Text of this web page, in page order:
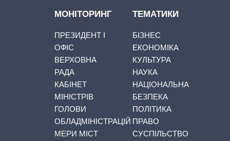
МОНІТОРИНГ
ПРЕЗИДЕНТ І
ОФІС
ВЕРХОВНА
РАДА
КАБІНЕТ
МІНІСТРІВ
ГОЛОВИ
ОБЛАДМІНІСТРАЦІЙ
МЕРИ МІСТ
ТЕМАТИКИ
БІЗНЕС
ЕКОНОМІКА
КУЛЬТУРА
НАУКА
НАЦІОНАЛЬНА
БЕЗПЕКА
ПОЛІТИКА
ПРАВО
СУСПІЛЬСТВО